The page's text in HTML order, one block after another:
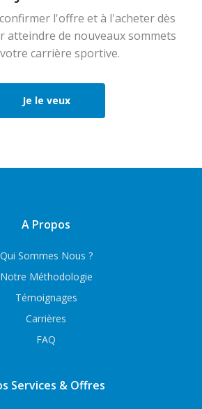
l'offre et à l'acheter dès
atteindre de nouveaux sommets
carrière sportive.
Je le veux
A Propos
Qui Sommes Nous ?
Notre Méthodologie
Témoignages
Carrières
FAQ
Services & Offres